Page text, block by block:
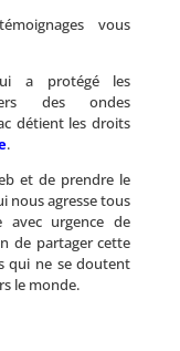
vous
a protégé les
des ondes
détient les droits
.
et de prendre le
nous agresse tous
avec urgence de
de partager cette
qui ne se doutent
le monde.